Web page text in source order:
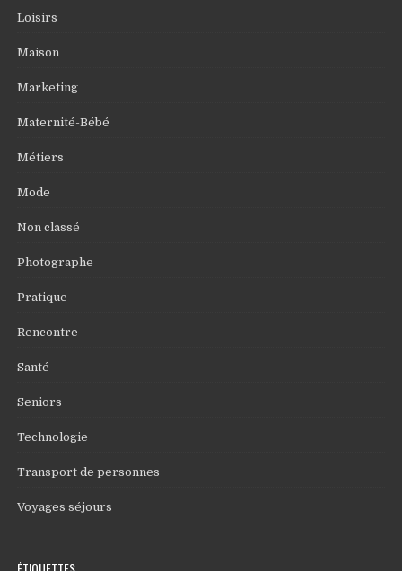
Loisirs
Maison
Marketing
Maternité-Bébé
Métiers
Mode
Non classé
Photographe
Pratique
Rencontre
Santé
Seniors
Technologie
Transport de personnes
Voyages séjours